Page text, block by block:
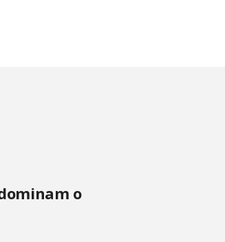
o